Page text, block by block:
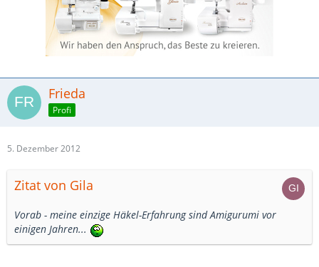
Frieda
Profi
5. Dezember 2012
Zitat von Gila
Vorab - meine einzige Häkel-Erfahrung sind Amigurumi vor
einigen Jahren...